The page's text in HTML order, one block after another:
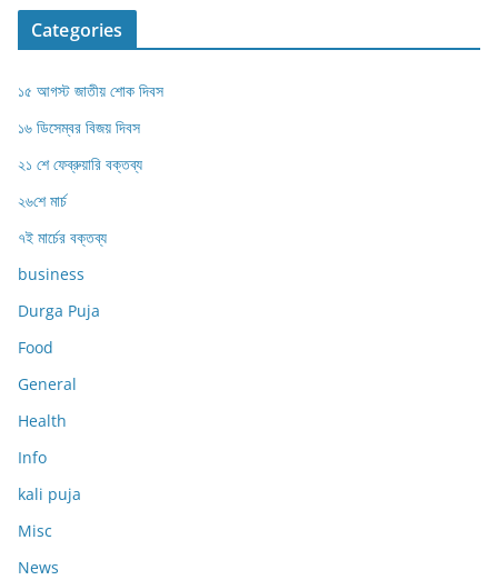
Categories
১৫ আগস্ট জাতীয় শোক দিবস
১৬ ডিসেম্বর বিজয় দিবস
২১ শে ফেব্রুয়ারি বক্তব্য
২৬শে মার্চ
৭ই মার্চের বক্তব্য
business
Durga Puja
Food
General
Health
Info
kali puja
Misc
News